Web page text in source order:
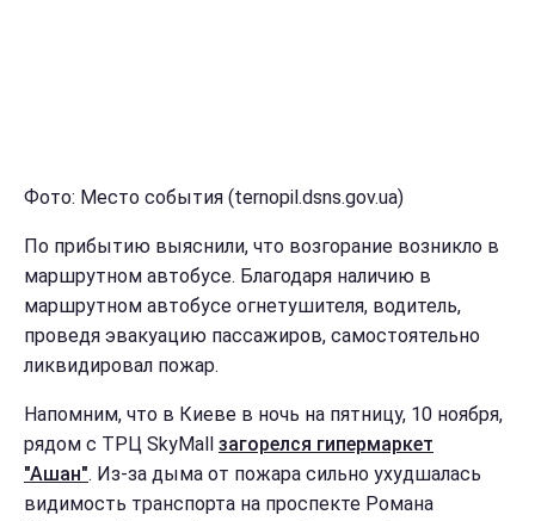
Фото: Место события (ternopil.dsns.gov.ua)
По прибытию выяснили, что возгорание возникло в
маршрутном автобусе. Благодаря наличию в
маршрутном автобусе огнетушителя, водитель,
проведя эвакуацию пассажиров, самостоятельно
ликвидировал пожар.
Напомним, что в Киеве в ночь на пятницу, 10 ноября,
рядом с ТРЦ SkyMall загорелся гипермаркет
"Ашан". Из-за дыма от пожара сильно ухудшалась
видимость транспорта на проспекте Романа